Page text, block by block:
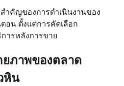
ำคัญของการดำเนินงานของ
อน ตั้งแต่การคัดเลือก
ารหลังการขาย
ภาพของตลาด
หิน